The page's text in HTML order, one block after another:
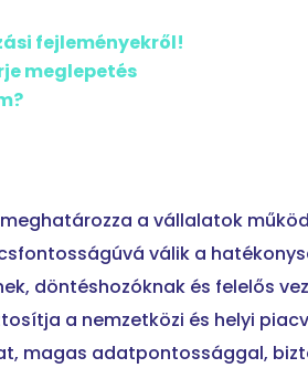
fejleményekről!
meglepetés
a vállalatok
válik a
döntéshozóknak és felelős
a nemzetközi és helyi
magas adatpontossággal,